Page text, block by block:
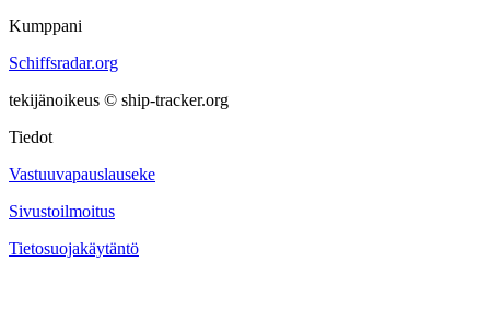
Kumppani
Schiffsradar.org
tekijänoikeus © ship-tracker.org
Tiedot
Vastuuvapauslauseke
Sivustoilmoitus
Tietosuojakäytäntö